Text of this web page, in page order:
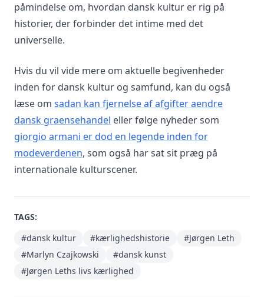
påmindelse om, hvordan dansk kultur er rig på
historier, der forbinder det intime med det
universelle.
Hvis du vil vide mere om aktuelle begivenheder
inden for dansk kultur og samfund, kan du også
læse om sadan kan fjernelse af afgifter aendre
dansk graensehandel eller følge nyheder som
giorgio armani er dod en legende inden for
modeverdenen, som også har sat sit præg på
internationale kulturscener.
TAGS:
#dansk kultur
#kærlighedshistorie
#Jørgen Leth
#Marlyn Czajkowski
#dansk kunst
#Jørgen Leths livs kærlighed